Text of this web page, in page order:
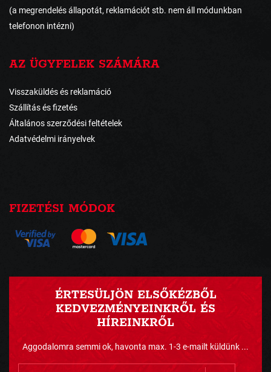
(a megrendelés állapotát, reklamációt stb. nem áll módunkban
telefonon intézni)
AZ ÜGYFELEK SZÁMÁRA
Visszaküldés és reklamáció
Szállítás és fizetés
Általános szerződési feltételek
Adatvédelmi irányelvek
FIZETÉSI MÓDOK
ÉRTESÜLJÖN ELSŐKÉZBŐL
KEDVEZMÉNYEINKRŐL ÉS
HÍREINKRŐL
Aggodalomra semmi ok, havonta max. 1-3 e-mailt küldünk ...